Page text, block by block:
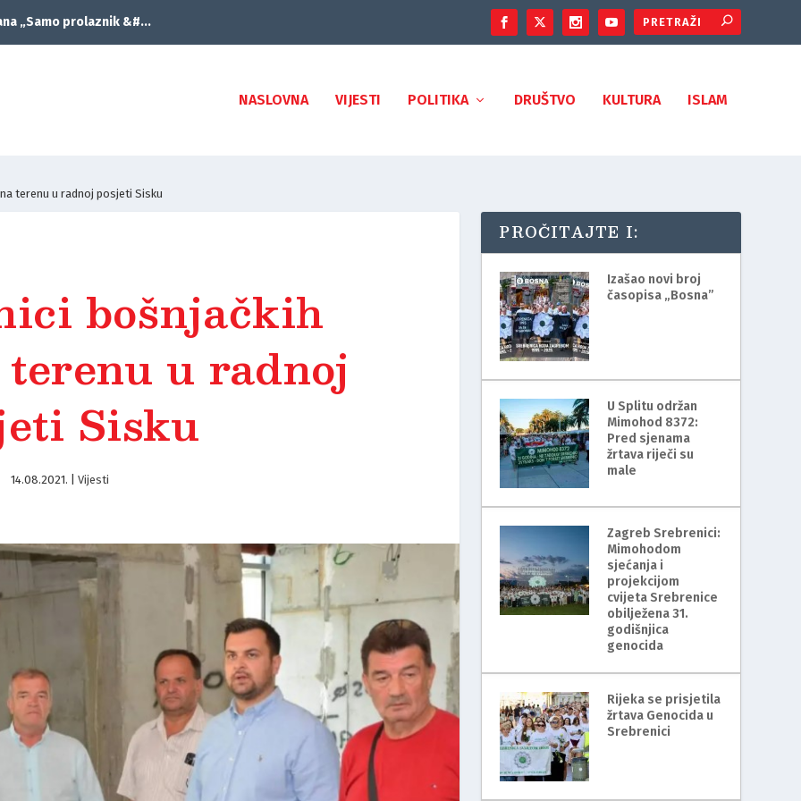
„Samo prolaznik &#...
NASLOVNA VIJESTI POLITIKA DRUŠTVO KULTURA ISLAM
terenu u radnoj posjeti Sisku
bošnjačkih
u radnoj
Sisku
14.08.2021. Vijesti
PROČITAJTE I:
Izašao novi broj
časopisa „Bosna”
U Splitu održan
Mimohod 8372:
Pred sjenama
žrtava riječi su
male
Zagreb Srebrenici:
Mimohodom
sjećanja i
projekcijom
cvijeta Srebrenice
obilježena 31.
godišnjica
genocida
Rijeka se prisjetila
žrtava Genocida u
Srebrenici